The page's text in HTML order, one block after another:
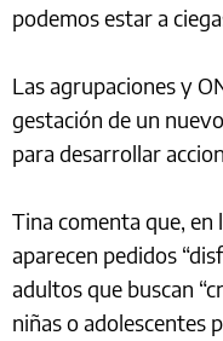
podemos estar a
Las agrupaciones y
gestación de un
para desarrollar
Tina comenta que, en
aparecen pedidos
adultos que buscan
niñas o adolescentes